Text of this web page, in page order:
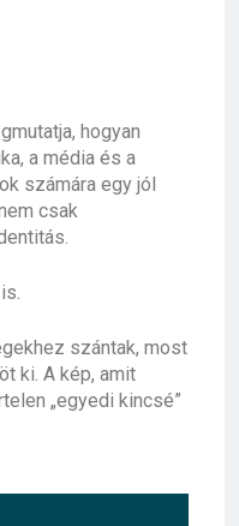
hogyan
a média és a
számára egy jól
csak
szántak, most
ki. A kép, amit
„egyedi kincsé”